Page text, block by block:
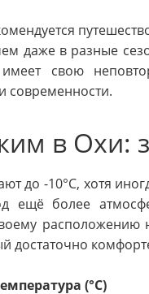
даже в разные
свою
современности.
в Охи:
до -10°C, хотя
ещё более
достаточно
(°C)